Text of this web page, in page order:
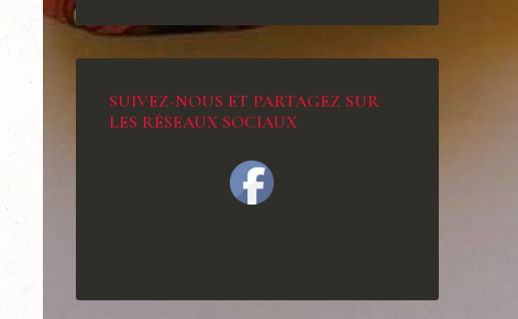
SUIVEZ-NOUS ET PARTAGEZ SUR
LES RÉSEAUX SOCIAUX